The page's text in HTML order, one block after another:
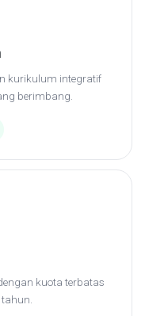
kurikulum integratif
berimbang.
kuota terbatas